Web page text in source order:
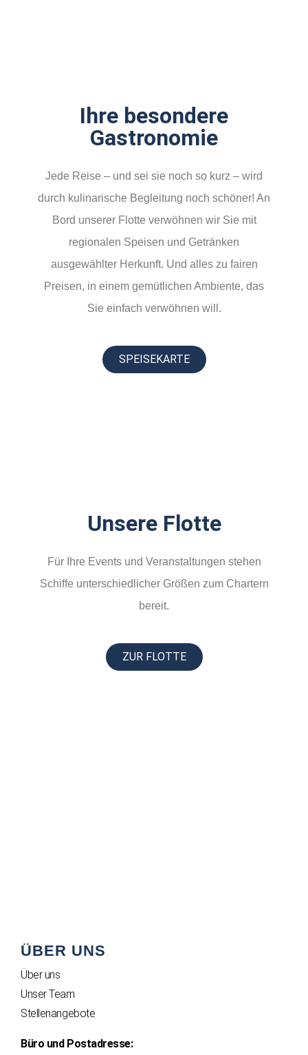
Ihre besondere
Gastronomie
Jede Reise – und sei sie noch so kurz – wird
durch kulinarische Begleitung noch schöner! An
Bord unserer Flotte verwöhnen wir Sie mit
regionalen Speisen und Getränken
ausgewählter Herkunft. Und alles zu fairen
Preisen, in einem gemütlichen Ambiente, das
Sie einfach verwöhnen will.
SPEISEKARTE
Unsere Flotte
Für Ihre Events und Veranstaltungen stehen
Schiffe unterschiedlicher Größen zum Chartern
bereit.
ZUR FLOTTE
ÜBER UNS
Über uns
Unser Team
Stellenangebote
Büro und Postadresse: